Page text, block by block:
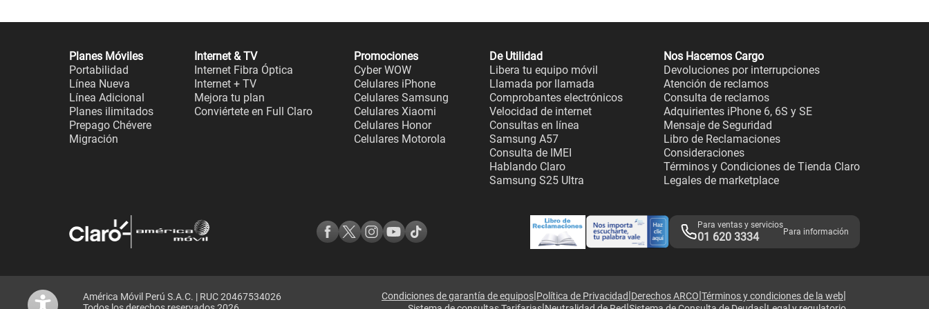
Planes Móviles
Portabilidad
Línea Nueva
Línea Adicional
Planes ilimitados
Prepago Chévere
Migración
Internet & TV
Internet Fibra Óptica
Internet + TV
Mejora tu plan
Conviértete en Full Claro
Promociones
Cyber WOW
Celulares iPhone
Celulares Samsung
Celulares Xiaomi
Celulares Honor
Celulares Motorola
De Utilidad
Libera tu equipo móvil
Llamada por llamada
Comprobantes electrónicos
Velocidad de internet
Consultas en línea
Samsung A57
Consulta de IMEI
Hablando Claro
Samsung S25 Ultra
Nos Hacemos Cargo
Devoluciones por interrupciones
Atención de reclamos
Consulta de reclamos
Adquirientes iPhone 6, 6S y SE
Mensaje de Seguridad
Libro de Reclamaciones
Consideraciones
Términos y Condiciones de Tienda Claro
Legales de marketplace
Para ventas y servicios
01 620 3334 Para información
América Móvil Perú S.A.C. | RUC 20467534026
Condiciones de garantía de equipos|Política de Privacidad|Derechos ARCO|Términos y condiciones de la web|